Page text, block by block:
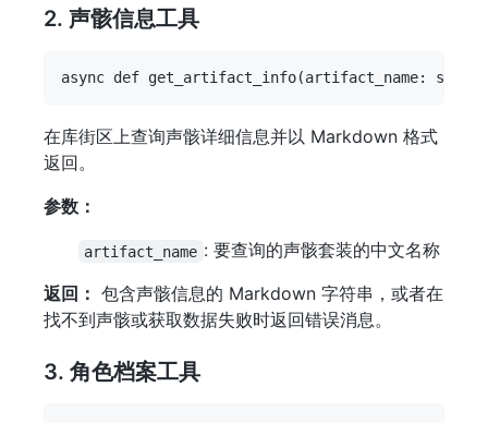
2. 声骸信息工具
在库街区上查询声骸详细信息并以 Markdown 格式
返回。
参数：
artifact_name : 要查询的声骸套装的中文名称
返回： 包含声骸信息的 Markdown 字符串，或者在
找不到声骸或获取数据失败时返回错误消息。
3. 角色档案工具